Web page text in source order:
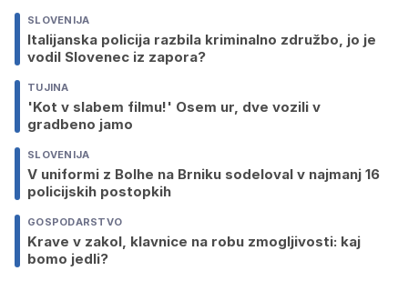
SLOVENIJA
Italijanska policija razbila kriminalno združbo, jo je
vodil Slovenec iz zapora?
TUJINA
'Kot v slabem filmu!' Osem ur, dve vozili v
gradbeno jamo
SLOVENIJA
V uniformi z Bolhe na Brniku sodeloval v najmanj 16
policijskih postopkih
GOSPODARSTVO
Krave v zakol, klavnice na robu zmogljivosti: kaj
bomo jedli?